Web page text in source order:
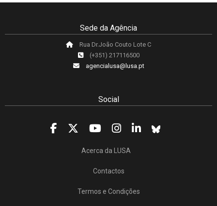
Sede da Agência
Rua Dr.João Couto Lote C
(+351) 217116500
agencialusa@lusa.pt
Social
Acerca da LUSA
Contactos
Termos e Condições